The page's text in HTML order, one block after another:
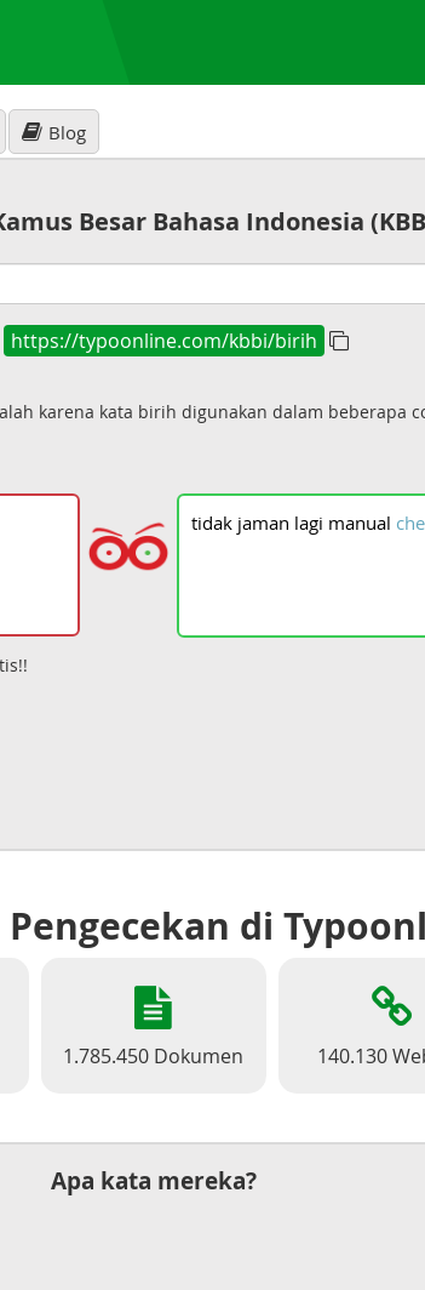
Blog
Besar Bahasa Indonesia
https://typoonline.com/kbbi/birih
karena kata birih digunakan dalam beberapa
tidak jaman lagi manual
di
1.785.450 Dokumen 140.130
Apa kata mereka?